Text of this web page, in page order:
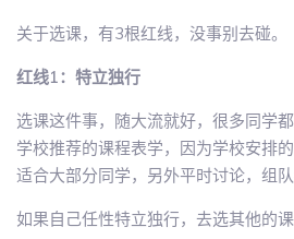
关于选课，有3根红线，没事别去碰。
红线1：特立独行
选课这件事，随大流就好，很多同学
学校推荐的课程表学，因为学校安排
适合大部分同学，另外平时讨论，组队
如果自己任性特立独行，去选其他的课